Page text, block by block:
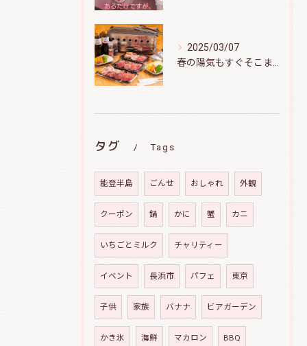
2025/03/07
タグ Tags
能登半島 ごんせ おしゃれ 外観
クーポン 鍋 かに 蟹 カニ
いちごとミルク チャリティー
イベント 長浜市 パフェ 東京
子供 家族 バナナ ビアガーデン
かき氷 海鮮 マカロン BBQ